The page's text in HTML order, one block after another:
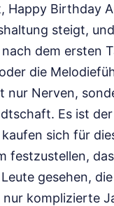
Birthday
steigt,
dem ersten
die
Nerven,
Es ist
sich für
festzustellen,
gesehen,
nur komplizierte